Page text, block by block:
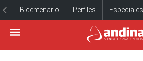
Bicentenario Perfiles Especiales